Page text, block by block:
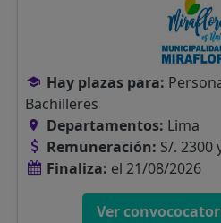
Hay plazas para:
Bachilleres
Departamentos: Lima
Remuneración: S/. 2300
Finaliza: el 21/08/2026
Ver